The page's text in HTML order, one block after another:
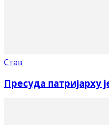
Став
Пресуда патријарху